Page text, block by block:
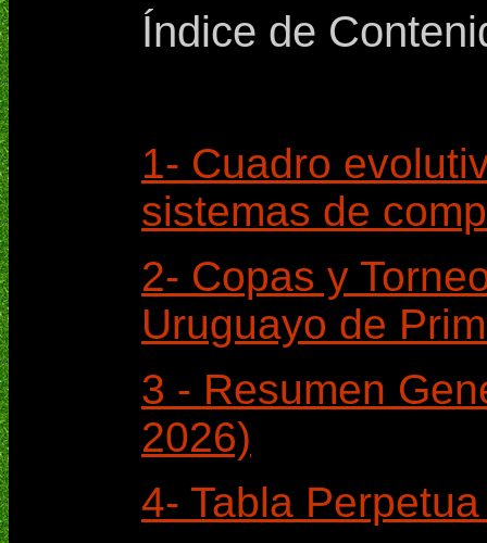
Índice de
1- Cuadro
sistemas de
2- Copas y
Uruguayo de
3 - Resumen
2026)
4- Tabla